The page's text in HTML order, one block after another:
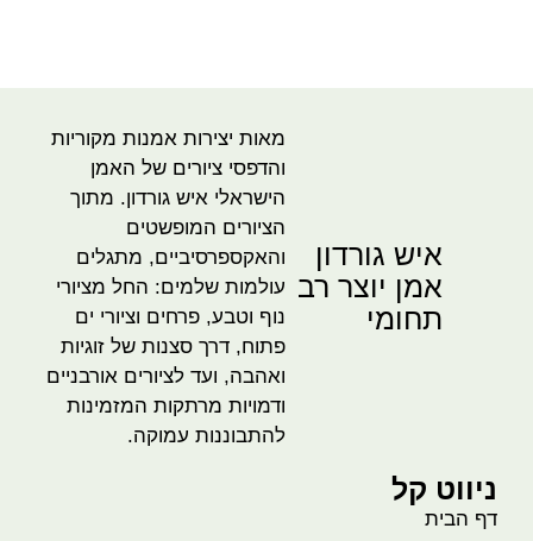
איש גורדון
אמן יוצר רב
תחומי
מאות יצירות אמנות מקוריות
והדפסי ציורים של האמן
הישראלי איש גורדון. מתוך
הציורים המופשטים
והאקספרסיביים, מתגלים
עולמות שלמים: החל מציורי
נוף וטבע, פרחים וציורי ים
פתוח, דרך סצנות של זוגיות
ואהבה, ועד לציורים אורבניים
ודמויות מרתקות המזמינות
להתבוננות עמוקה.
ניווט קל
דף הבית